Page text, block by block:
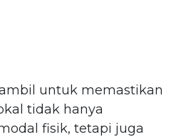
untuk memastikan
tidak hanya
fisik, tetapi juga